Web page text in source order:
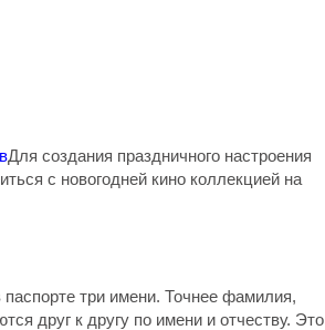
Для создания праздничного настроения
с новогодней кино коллекцией на
паспорте три имени. Точнее фамилия,
друг к другу по имени и отчеству. Это